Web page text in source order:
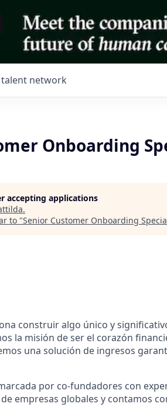
talent network
Onboarding
accepting applications
.
to "Senior Customer Onboarding
construir algo único y
la misión de ser el corazón
una solución de ingresos
por co-fundadores con
empresas globales y contamos